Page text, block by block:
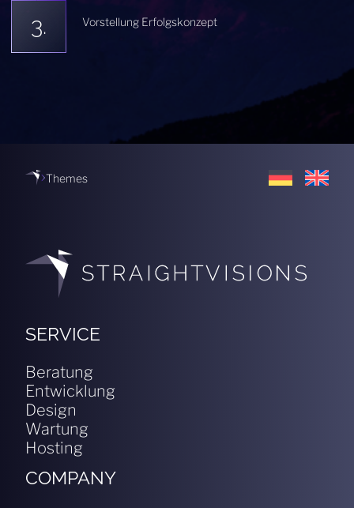
Vorstellung Erfolgskonzept
Themes
SERVICE
Beratung
Entwicklung
Design
Wartung
Hosting
COMPANY